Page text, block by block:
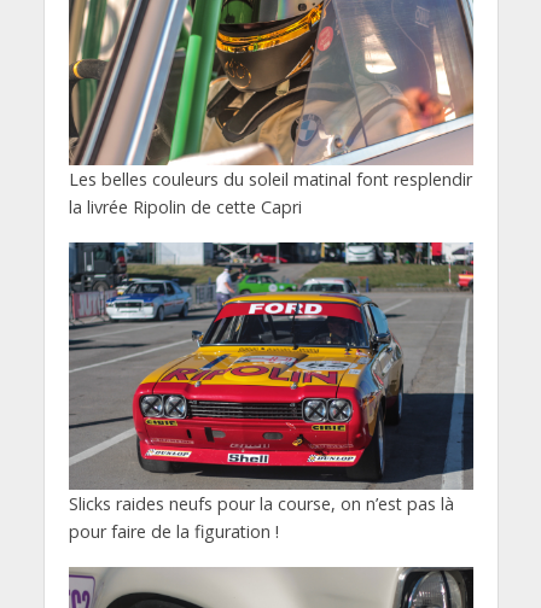
Les belles couleurs du soleil matinal font resplendir
la livrée Ripolin de cette Capri
Slicks raides neufs pour la course, on n’est pas là
pour faire de la figuration !